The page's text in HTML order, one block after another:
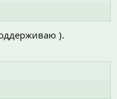
).